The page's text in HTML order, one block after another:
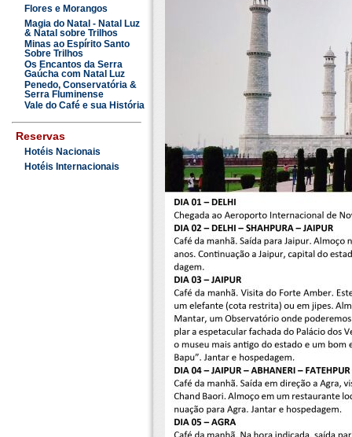
Flores e Morangos
Magia do Natal - Natal Luz
& Natal sobre Trilhos
Minas ao Espírito Santo
Sobre Trilhos
Os Encantos da Serra
Gaúcha com Natal Luz
Penedo, Conservatória &
Serra Fluminense
Vale do Café e sua História
Reservas
Hotéis Nacionais
Hotéis Internacionais